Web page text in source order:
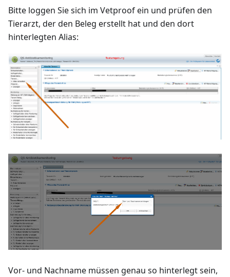
Bitte loggen Sie sich im Vetproof ein und prüfen den
Tierarzt, der den Beleg erstellt hat und den dort
hinterlegten Alias:
Vor- und Nachname müssen genau so hinterlegt sein,